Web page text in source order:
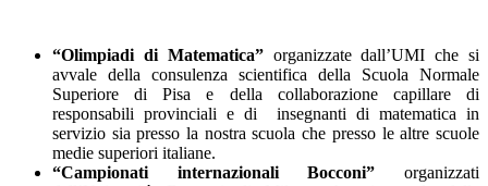
“Olimpiadi di Matematica”organizzate dall’UMI che si
avvale della consulenza scientifica della Scuola Normale
Superiore di Pisa e della collaborazione capillare di
responsabili provinciali e di insegnanti di matematica in
servizio sia presso la nostra scuola che presso le altre scuole
medie superiori italiane.
“Campionati internazionali Bocconi” organizzati